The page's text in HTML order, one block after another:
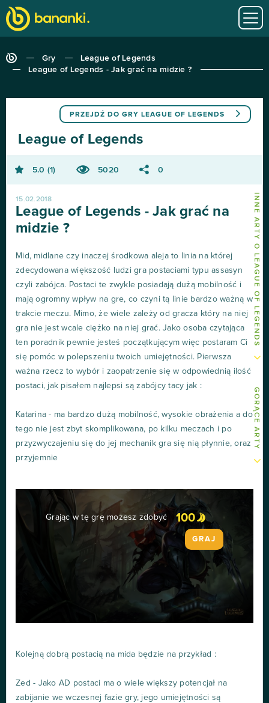
Gry
League of Legends
League of Legends - Jak grać na midzie ?
INNE ARTY O LEAGUE OF LEGENDS
GORĄCE ARTY
PRZEJDŹ DO GRY LEAGUE OF LEGENDS
League of Legends
5.0 1 5020 0
15.02.2018
League of Legends - Jak grać na
midzie ?
Mid, midlane czy inaczej środkowa aleja to linia na której
zdecydowana większość ludzi gra postaciami typu assasyn
czyli zabójca. Postaci te zwykle posiadają dużą mobilność i
mają ogromny wpływ na gre, co czyni tą linie bardzo ważną w
trakcie meczu. Mimo, że wiele zależy od gracza który na niej
gra nie jest wcale ciężko na niej grać. Jako osoba czytająca
ten poradnik pewnie jesteś początkującym więc postaram Ci
się pomóc w polepszeniu twoich umiejętności. Pierwsza
ważna rzecz to wybór i zaopatrzenie się w odpowiednią ilość
postaci, jak pisałem najlepsi są zabójcy tacy jak :
Katarina - ma bardzo dużą mobilność, wysokie obrażenia a do
tego nie jest zbyt skomplikowana, po kilku meczach i po
przyzwyczajeniu się do jej mechanik gra się nią płynnie, oraz
przyjemnie
Grając w tę grę możesz zdobyć 100
GRAJ
Kolejną dobrą postacią na mida będzie na przykład :
Zed - Jako AD postaci ma o wiele większy potencjał na
zabijanie we wczesnej fazie gry, jego umiejętności są